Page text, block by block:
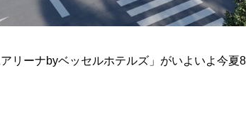
ーナbyベッセルホテルズ」がいよいよ今夏